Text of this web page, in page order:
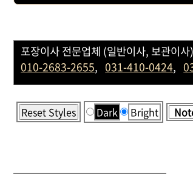
포장이사 전문업체 (일반이사, 보관이
010-2683-2655, 031-410-0424,
Reset Styles Dark Bright